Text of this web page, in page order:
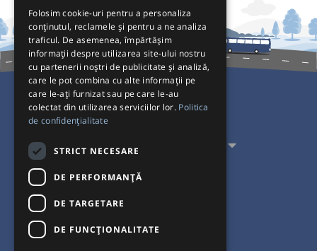
Pentru Călători
Pentru Transportatori
Interacționăm
Acceptăm plăți cu
Folosim cookie-uri pentru a personaliza
conținutul, reclamele și pentru a ne analiza
traficul. De asemenea, împărtășim
informații despre utilizarea site-ului nostru
cu partenerii noștri de publicitate și analiză,
care le pot combina cu alte informații pe
care le-ați furnizat sau pe care le-au
colectat din utilizarea serviciilor lor. Politica
de confidențialitate
STRICT NECESARE
DE PERFORMANȚĂ
DE TARGETARE
DE FUNCŢIONALITATE